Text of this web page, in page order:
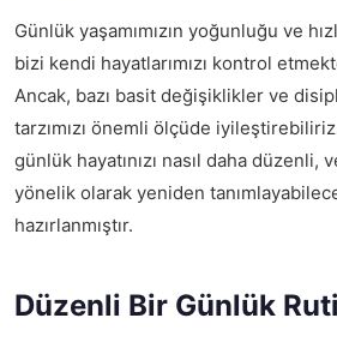
Günlük yaşamımızın yoğunluğu ve
bizi kendi hayatlarımızı kontrol
Ancak, bazı basit değişiklikler ve
tarzımızı önemli ölçüde
günlük hayatınızı nasıl daha düzenli,
yönelik olarak yeniden
hazırlanmıştır.
Düzenli Bir Günlük